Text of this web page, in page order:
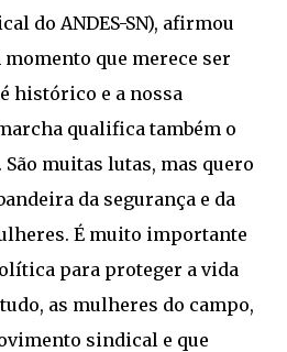
do ANDES-SN), afirmou
que merece ser
histórico e a nossa
qualifica também o
muitas lutas, mas quero
da segurança e da
É muito importante
para proteger a vida
as mulheres do campo,
sindical e que